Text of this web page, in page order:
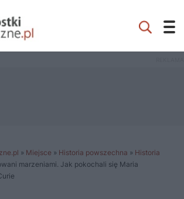
» Miejsce » Historia powszechna » Historia
marzeniami. Jak pokochali się Maria